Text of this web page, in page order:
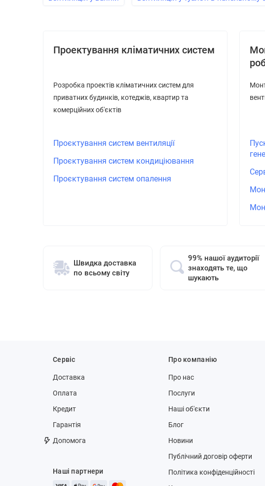
Проектування кліматичних систем
Розробка проектів кліматичних систем для
приватних будинків, котеджів, квартир та
комерційних об'єктів
Проєктування систем вентиляції
Проєктування систем кондиціювання
Проєктування систем опалення
Швидка доставка
по всьому світу
99% нашої аудиторії
знаходять те, що
шукають
Сервіс
Доставка
Оплата
Кредит
Гарантія
Допомога
Наші партнери
Про компанію
Про нас
Послуги
Наші об'єкти
Блог
Новини
Публічний договір оферти
Політика конфіденційності